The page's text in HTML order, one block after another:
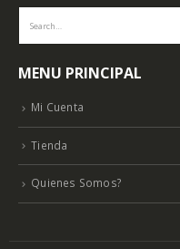
MENU PRINCIPAL
Mi Cuenta
Tienda
Quienes Somos?